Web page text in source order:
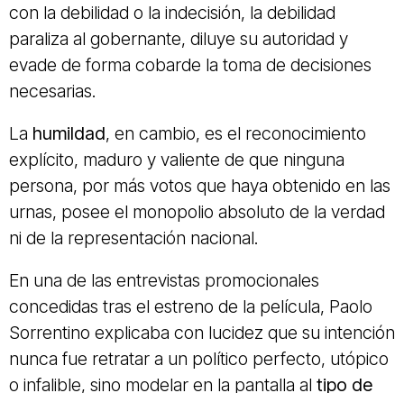
con la debilidad o la indecisión, la debilidad
paraliza al gobernante, diluye su autoridad y
evade de forma cobarde la toma de decisiones
necesarias.
La humildad, en cambio, es el reconocimiento
explícito, maduro y valiente de que ninguna
persona, por más votos que haya obtenido en las
urnas, posee el monopolio absoluto de la verdad
ni de la representación nacional.
En una de las entrevistas promocionales
concedidas tras el estreno de la película, Paolo
Sorrentino explicaba con lucidez que su intención
nunca fue retratar a un político perfecto, utópico
o infalible, sino modelar en la pantalla al tipo de